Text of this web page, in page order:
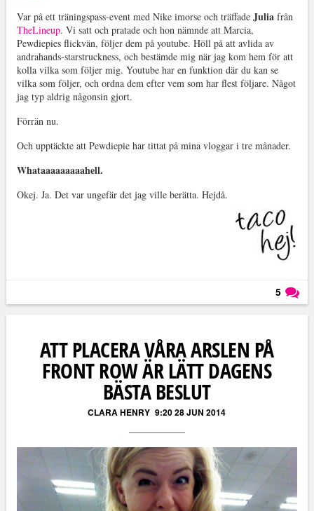
Var på ett träningspass-event med Nike imorse och träffadeJuliafrån
TheLineup. Vi satt och pratade och hon nämnde att Marcia,
Pewdiepies flickvän, följer dem på youtube. Höll på att avlida av
andrahands-starstruckness, och bestämde mig när jag kom hem för att
kolla vilka som följer mig. Youtube har en funktion där du kan se
vilka som följer, och ordna dem efter vem som har flest följare. Något
jag typ aldrig någonsin gjort.
Förrän nu.
Och upptäckte att Pewdiepie har tittat på mina vloggar i tre månader.
Whataaaaaaaaahell.
Okej. Ja. Det var ungefär det jag ville berätta. Hejdå.
5
ATT PLACERA VÅRA ARSLEN PÅ
FRONT ROW ÄR LÄTT DAGENS
BÄSTA BESLUT
CLARA HENRY 9:20 28 JUN 2014